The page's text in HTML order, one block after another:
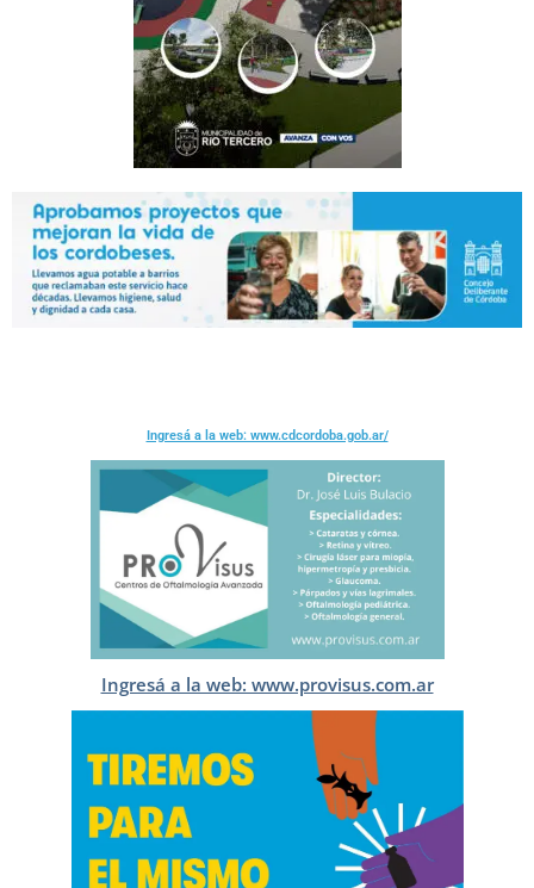
Ingresá a la web: www.cdcordoba.gob.ar/
Ingresá a la web: www.provisus.com.ar